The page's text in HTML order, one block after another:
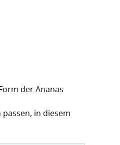
der Ananas
in diesem